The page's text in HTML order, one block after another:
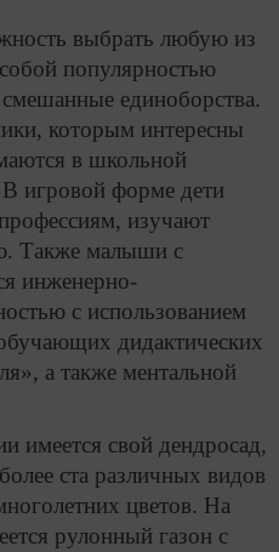
выбрать любую из
популярностью
единоборства.
которым интересны
в школьной
игровой форме дети
изучают
Также малыши с
инженерно-
с использованием
дидактических
а также ментальной
имеется свой дендросад,
ста различных видов
цветов. На
рулонный газон с